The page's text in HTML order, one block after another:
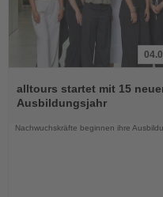
Sie
die
alltours startet mit 15
Ausbildungsjahr
Nachwuchskräfte beginnen ihre